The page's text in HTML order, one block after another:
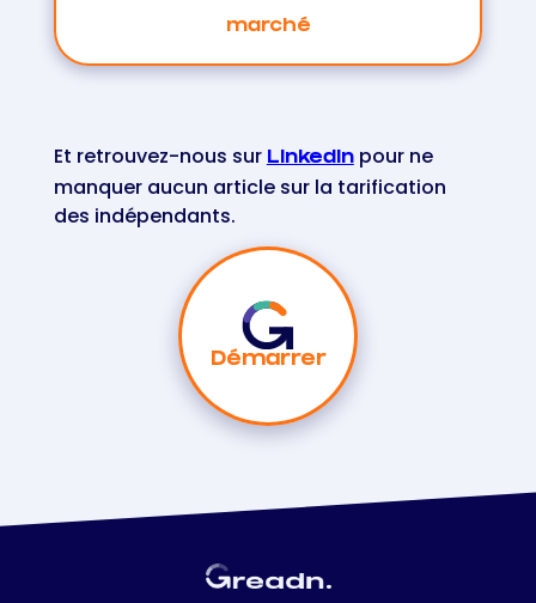
marché
Et retrouvez-nous sur LinkedInpour ne
manquer aucun article sur la tarification
des indépendants.
Démarrer